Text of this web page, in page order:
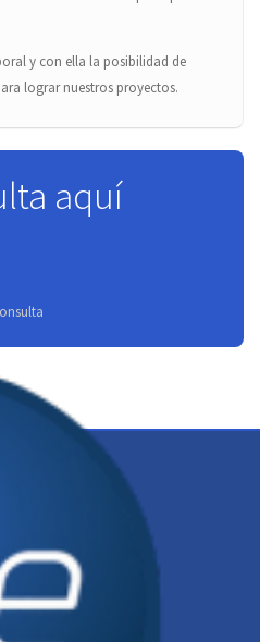
y con ella la posibilidad de
lograr nuestros proyectos.
aquí